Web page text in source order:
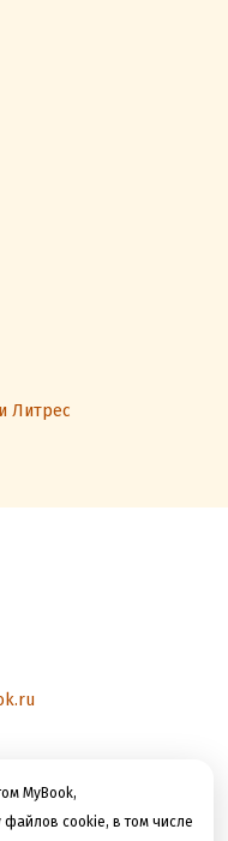
MyBook,
файлов cookie, в том числе
Литрес